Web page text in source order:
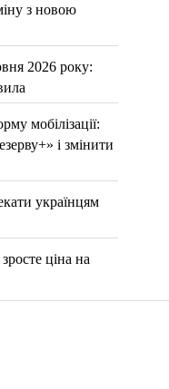
з новою
2026 року:
мобілізації:
і змінити
українцям
ціна на